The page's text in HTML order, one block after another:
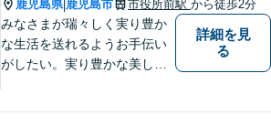
鹿児島県|鹿児島市 市役所前駅 から徒歩2分
みなさまが瑞々しく実り豊か
な生活を送れるようお手伝い
がしたい。実り豊かな美しい
詳細を見
る